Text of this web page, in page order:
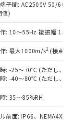
子間: AC2500V 50/
値)
: 10～55Hz 複振幅
: 最大1000m/s2 (接点
: -25～70℃ (ただし、氷
: -40～80℃ (ただし、氷
: 35～85%RH
前面: IP66、NEMA4X,
結果は、
社内デー
あり、閲
および標
ことをご
格はお客
担当のオ
販売員に
販売拠
下、 カド
ビフェニル
エーテル類
ルヘキシ
ル酸ブチ
酸ジブチル
チル
器に対する
を超える意
へお問
Cd(カドミウ
臭化ビフェ
ニルエーテ
フタル酸ジ
る商品
を輸出
、日本
取引許
続きを
合は、完
出されな
。
ミサイ
はその他
等に一切
庫あり
につ
先、ま